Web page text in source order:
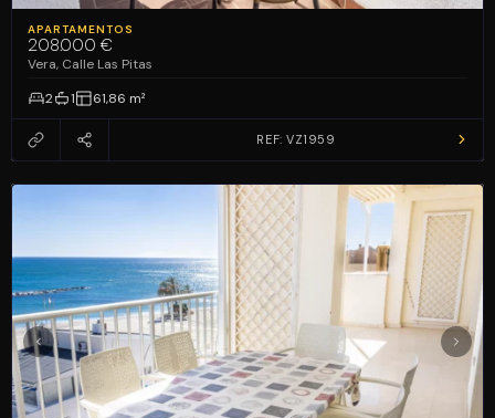
APARTAMENTOS
208.000 €
Vera, Calle Las Pitas
2
1 61,86 m²
REF: VZ1959